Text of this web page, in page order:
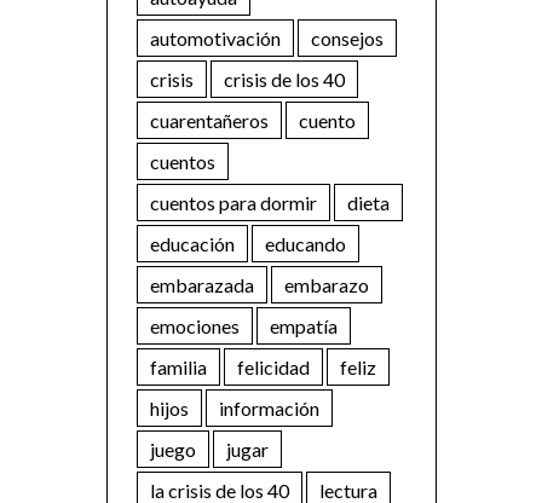
automotivación
consejos
crisis
crisis de los 40
cuarentañeros
cuento
cuentos
cuentos para dormir
dieta
educación
educando
embarazada
embarazo
emociones
empatía
familia
felicidad
feliz
hijos
información
juego
jugar
la crisis de los 40
lectura